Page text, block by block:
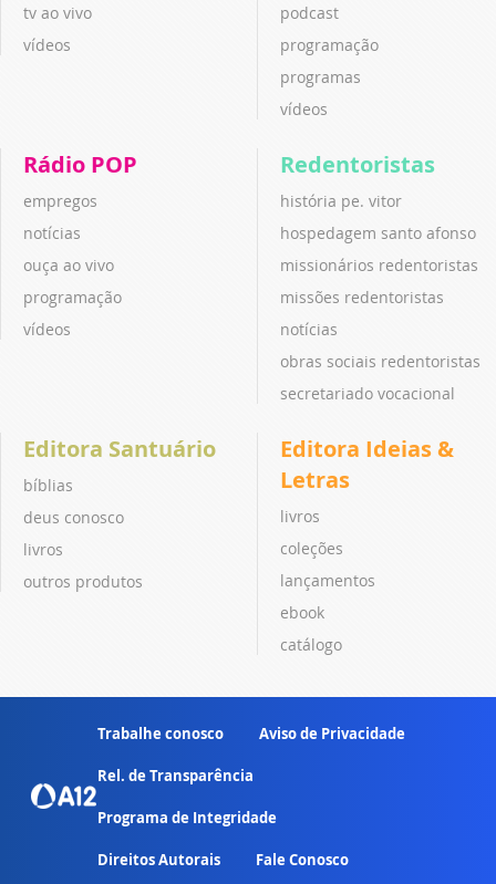
tv ao vivo
vídeos
podcast
programação
programas
vídeos
Rádio POP
empregos
notícias
ouça ao vivo
programação
vídeos
Redentoristas
história pe. vitor
hospedagem santo afonso
missionários redentoristas
missões redentoristas
notícias
obras sociais redentoristas
secretariado vocacional
Editora Santuário
bíblias
deus conosco
livros
outros produtos
Editora Ideias &
Letras
livros
coleções
lançamentos
ebook
catálogo
Trabalhe conosco Aviso de Privacidade
Rel. de Transparência
Programa de Integridade
Direitos Autorais Fale Conosco